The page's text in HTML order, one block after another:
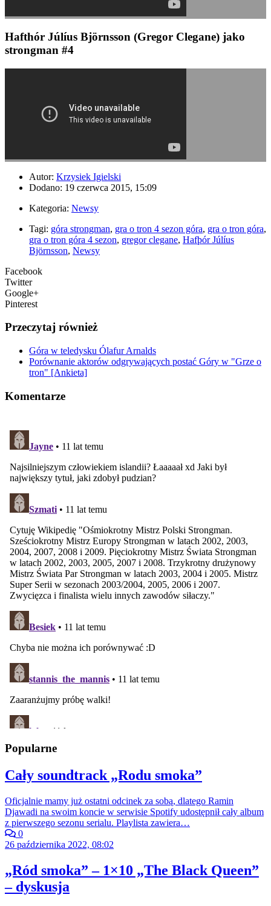
Hafthór Júlíus Björnsson (Gregor Clegane) jako
strongman #4
Autor: Krzysiek Igielski
Dodano: 19 czerwca 2015, 15:09
Kategoria: Newsy
Tagi: góra strongman, gra o tron 4 sezon góra, gra o tron góra,
gra o tron góra 4 sezon, gregor clegane, Hafþór Júlíus
Björnsson, Newsy
Facebook
Twitter
Google+
Pinterest
Przeczytaj również
Góra w teledysku Ólafur Arnalds
Porównanie aktorów odgrywających postać Góry w "Grze o
tron" [Ankieta]
Komentarze
Popularne
Cały soundtrack „Rodu smoka”
Oficjalnie mamy już ostatni odcinek za sobą, dlatego Ramin
Djawadi na swoim koncie w serwisie Spotify udostępnił cały album
z pierwszego sezonu serialu. Playlista zawiera…
0
26 października 2022, 08:02
„Ród smoka” – 1×10 „The Black Queen”
– dyskusja